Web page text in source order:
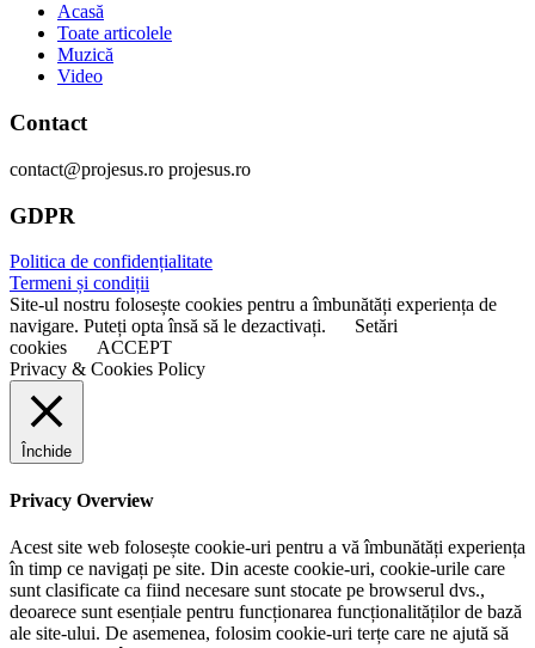
Acasă
Toate articolele
Muzică
Video
Contact
contact@projesus.ro projesus.ro
GDPR
Politica de confidențialitate
Termeni și condiții
Site-ul nostru folosește cookies pentru a îmbunătăți experiența de
navigare. Puteți opta însă să le dezactivați.
Setări
cookies
ACCEPT
Privacy & Cookies Policy
Închide
Privacy Overview
Acest site web folosește cookie-uri pentru a vă îmbunătăți experiența
în timp ce navigați pe site. Din aceste cookie-uri, cookie-urile care
sunt clasificate ca fiind necesare sunt stocate pe browserul dvs.,
deoarece sunt esențiale pentru funcționarea funcționalităților de bază
ale site-ului. De asemenea, folosim cookie-uri terțe care ne ajută să